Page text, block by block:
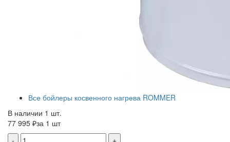
Все бойлеры косвенного нагрева ROMMER
В наличии 1 шт.
77 995 ₽за 1 шт